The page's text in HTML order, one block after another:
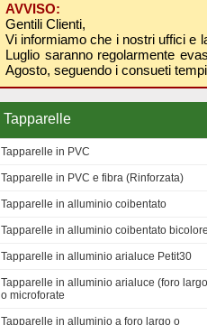
AVVISO:
Gentili Clienti,
Vi informiamo che i nostri uffici e
Luglio saranno regolarmente
Agosto, seguendo i consueti
Tapparelle
Tapparelle in PVC
Tapparelle in PVC e fibra (Rinforzata)
Tapparelle in alluminio coibentato
Tapparelle in alluminio coibentato bicolore
Tapparelle in alluminio arialuce Petit30
Tapparelle in alluminio arialuce (foro
o microforate
Tapparelle in alluminio a foro largo o